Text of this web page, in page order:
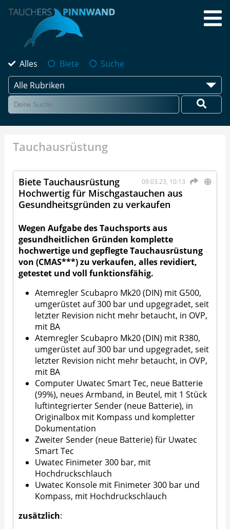
Alles Biete
Suche
Alle Rubriken
Tauchausrüstung
09.03.23, 10:13
Biete Tauchausrüstung
Hochwertig für Mischgastauchen aus
Gesundheitsgründen zu verkaufen
Wegen Aufgabe des Tauchsports aus
gesundheitlichen Gründen komplette
hochwertige und gepflegte Tauchausrüstung
von (CMAS***) zu verkaufen, alles revidiert,
getestet und voll funktionsfähig.
Atemregler Scubapro Mk20 (DIN) mit G500,
umgerüstet auf 300 bar und upgegradet, seit
letzter Revision nicht mehr betaucht, in OVP,
mit BA
Atemregler Scubapro Mk20 (DIN) mit R380,
umgerüstet auf 300 bar und upgegradet, seit
letzter Revision nicht mehr betaucht, in OVP,
mit BA
Computer Uwatec Smart Tec, neue Batterie
(99%), neues Armband, in Beutel, mit 1 Stück
luftintegrierter Sender (neue Batterie), in
Originalbox mit Kompass und kompletter
Dokumentation
Zweiter Sender (neue Batterie) für Uwatec
Smart Tec
Uwatec Finimeter 300 bar, mit
Hochdruckschlauch
Uwatec Konsole mit Finimeter 300 bar und
Kompass, mit Hochdruckschlauch
zusätzlich: